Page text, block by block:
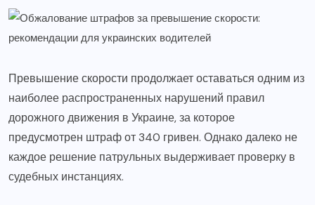
Превышение скорости продолжает оставаться одним из
наиболее распространенных нарушений правил
дорожного движения в Украине, за которое
предусмотрен штраф от 340 гривен. Однако далеко не
каждое решение патрульных выдерживает проверку в
судебных инстанциях.